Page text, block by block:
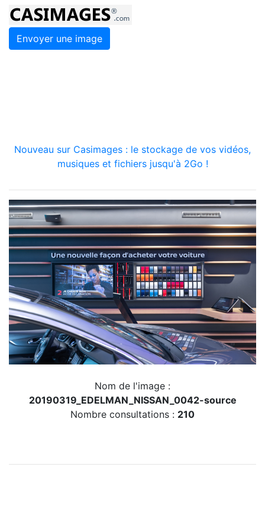
Envoyer une image
Nouveau sur Casimages : le stockage de vos vidéos,
musiques et fichiers jusqu'à 2Go !
Nom de l'image :
20190319_EDELMAN_NISSAN_0042-source
Nombre consultations : 210